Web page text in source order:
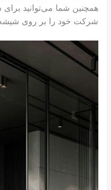
همچنین شما می‌توانید برای
شرکت خود را بر روی شیشه